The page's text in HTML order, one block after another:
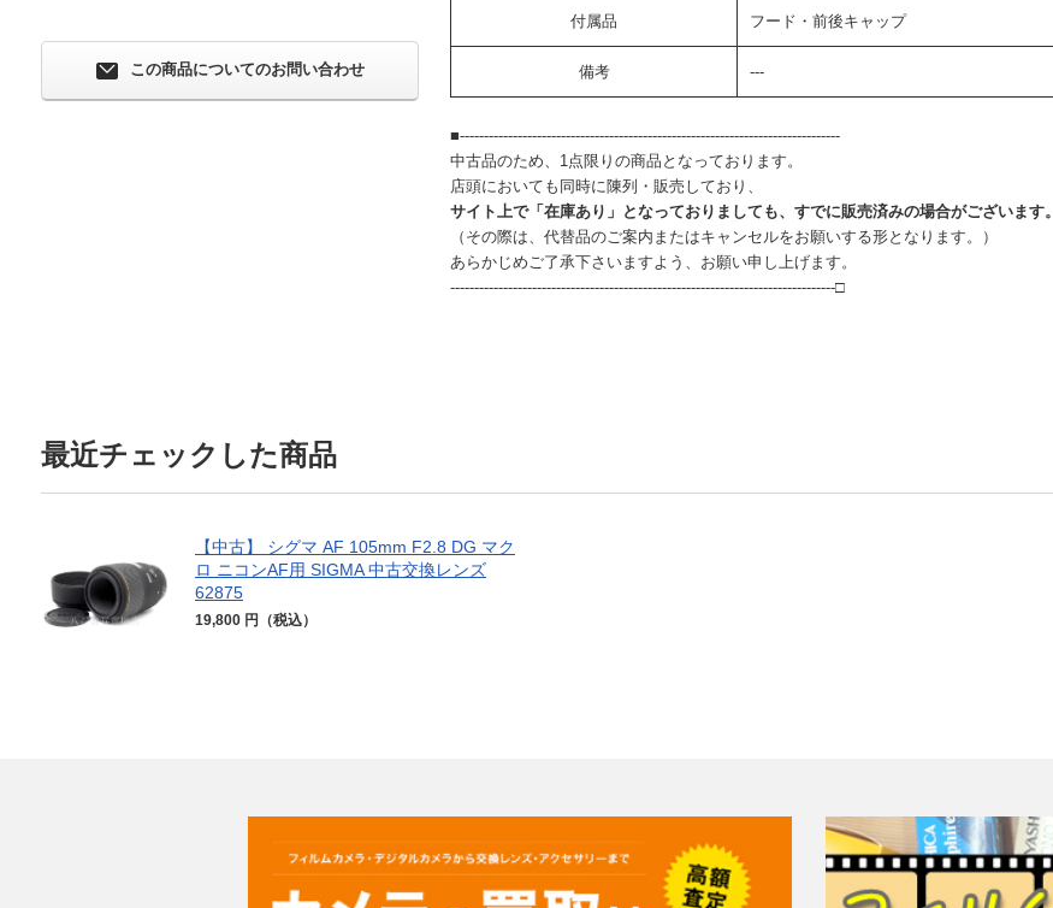
付属品 フード・前後キャップ
備考 ---
■-------------------------------------------------------------------------------
中古品のため、1点限りの商品となっております。
店頭においても同時に陳列・販売しており、
サイト上で「在庫あり」となっておりましても、すでに販売済みの場合がございます。
（その際は、代替品のご案内またはキャンセルをお願いする形となります。）
あらかじめご了承下さいますよう、お願い申し上げます。
--------------------------------------------------------------------------------□
この商品についてのお問い合わせ
最近チェックした商品
【中古】 シグマ AF 105mm F2.8 DG マク
ロ ニコンAF用 SIGMA 中古交換レンズ
62875
19,800 円（税込）